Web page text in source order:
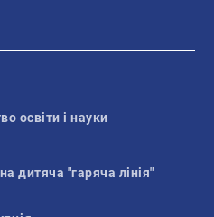
освіти і науки
дитяча "гаряча лінія"